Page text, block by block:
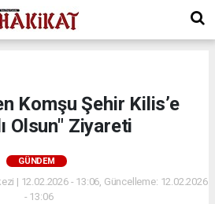
Komşu Şehir Kilis’e
Olsun" Ziyareti
GÜNDEM
| 12.02.2026 - 13:06, Güncelleme: 12.02.2026
- 13:06